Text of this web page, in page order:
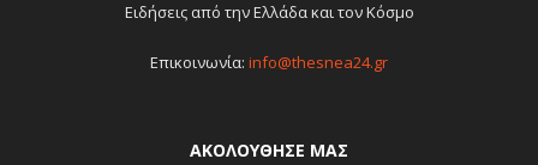
Ειδήσεις από την Ελλάδα και τον Κόσμο
Επικοινωνία: info@thesnea24.gr
ΑΚΟΛΟΥΘΗΣΕ ΜΑΣ